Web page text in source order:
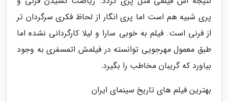
پری شبیه هم است اما پری انگار از لحاظ فکری سرگردان تر
از فرنی است. فیلم به خوبی سارا و لیلا کارگردانی نشده اما
طبق معمول مهرجویی توانسته در فیلمش اتمسفری به وجود
بیاورد که گریبان مخاطب را بگیرد.
بهترین فیلم های تاریخ سینمای ایران